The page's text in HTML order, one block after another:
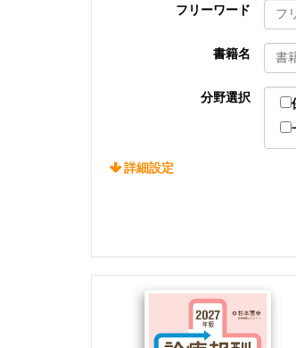
フリーワード
書籍名
分野選択
詳細設定